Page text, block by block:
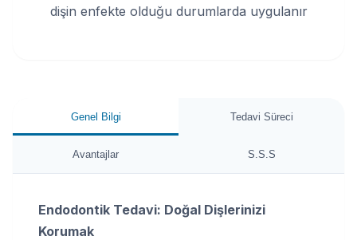
dişin enfekte olduğu durumlarda uygulanır
Genel Bilgi Tedavi Süreci
Avantajlar S.S.S
Endodontik Tedavi: Doğal Dişlerinizi
Korumak